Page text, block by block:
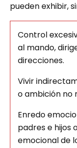
pueden exhibir,
Control
al mando,
direcciones.
Vivir
o ambición no
Enredo
padres e hijos
emocional de